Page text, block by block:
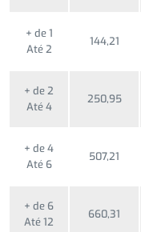
+ de 1
Até 2
144,21
+ de 2
Até 4
250,95
+ de 4
Até 6
507,21
+ de 6
Até 12
660,31